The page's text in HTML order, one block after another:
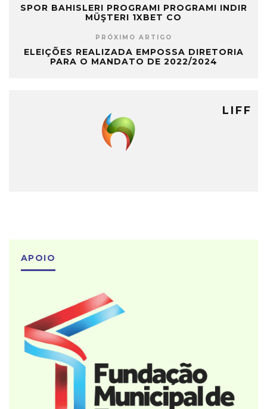
SPOR BAHISLERI PROGRAMI PROGRAMI INDIR
MÜŞTERI 1XBET CO
PRÓXIMO ARTIGO
ELEIÇÕES REALIZADA EMPOSSA DIRETORIA
PARA O MANDATO DE 2022/2024
LIFF
APOIO